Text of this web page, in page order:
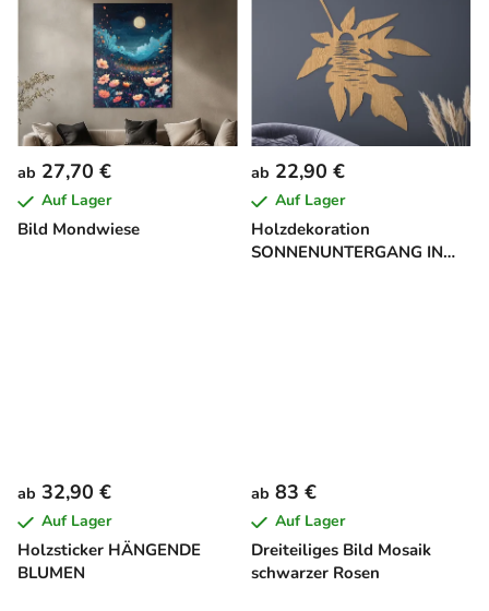
Bild Mondwiese
ab 27,70 €
Auf Lager
Holzdekoration
SONNENUNTERGANG IN
ab 22,90 €
Auf Lager
Holzsticker HÄNGENDE
BLUMEN
ab 32,90 €
Auf Lager
Dreiteiliges Bild Mosaik
schwarzer Rosen
ab 83 €
Auf Lager